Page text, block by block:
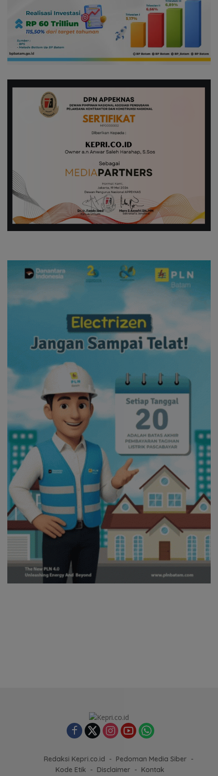
Redaksi Kepri.co.id
Pedoman Media Siber
Kode Etik
Disclaimer Kontak